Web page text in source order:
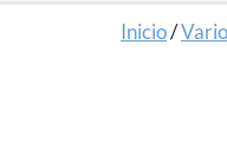
Inicio/